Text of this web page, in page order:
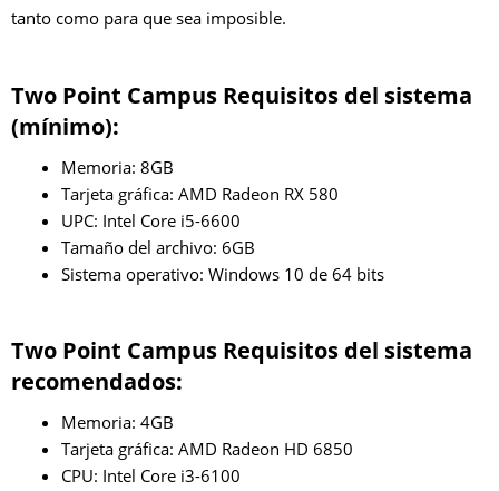
tanto como para que sea imposible.
Two Point Campus Requisitos del sistema
(mínimo):
Memoria: 8GB
Tarjeta gráfica: AMD Radeon RX 580
UPC: Intel Core i5-6600
Tamaño del archivo: 6GB
Sistema operativo: Windows 10 de 64 bits
Two Point Campus Requisitos del sistema
recomendados:
Memoria: 4GB
Tarjeta gráfica: AMD Radeon HD 6850
CPU: Intel Core i3-6100